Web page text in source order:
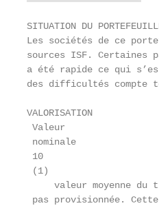
SITUATION DU
Les sociétés de ce
sources ISF. Certaines
a été rapide ce qui
des difficultés compte
VALORISATION
Valeur
nominale
10
(1)
valeur moyenne du
pas provisionnée.